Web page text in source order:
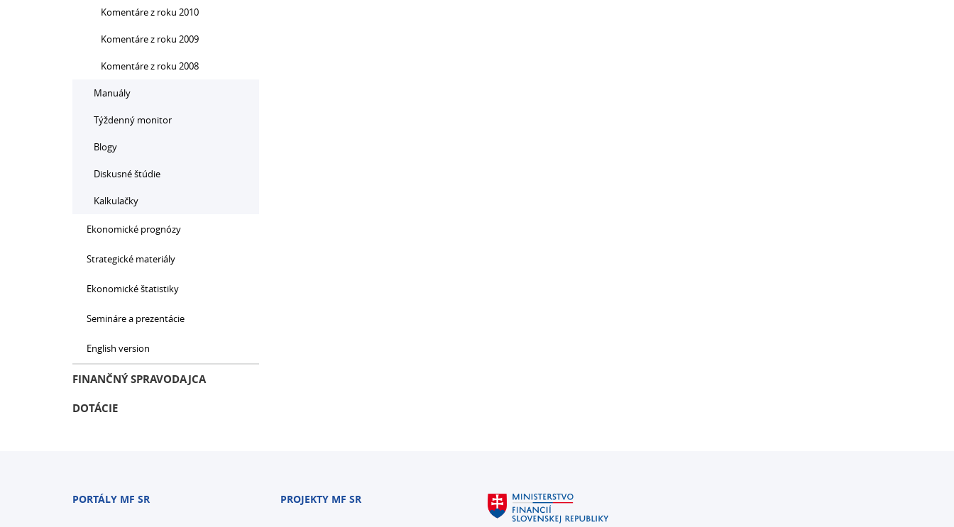
Komentáre z roku 2010
Komentáre z roku 2009
Komentáre z roku 2008
Manuály
Týždenný monitor
Blogy
Diskusné štúdie
Kalkulačky
Ekonomické prognózy
Strategické materiály
Ekonomické štatistiky
Semináre a prezentácie
English version
FINANČNÝ SPRAVODAJCA
DOTÁCIE
PORTÁLY MF SR PROJEKTY MF SR